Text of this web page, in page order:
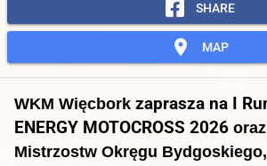
SHARE
location_on MAP
WKM Więcbork zaprasza na I
ENERGY MOTOCROSS 2026
Mistrzostw Okręgu Bydgoskiego,